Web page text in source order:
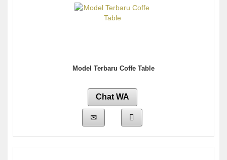
Model Terbaru Coffe Table
Chat WA